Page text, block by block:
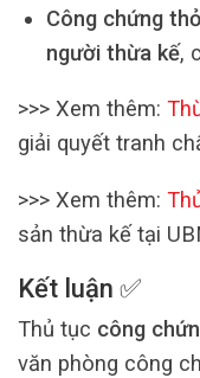
Công chứng
người thừa kế,
>>> Xem thêm:
giải quyết tranh
>>> Xem thêm:
sản thừa kế tại
Kết luận ✅
Thủ tục công
văn phòng công